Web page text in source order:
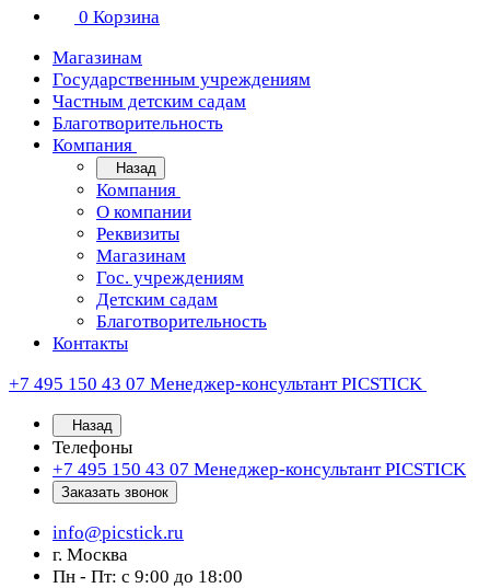
0 Корзина
Магазинам
Государственным учреждениям
Частным детским садам
Благотворительность
Компания
Назад
Компания
О компании
Реквизиты
Магазинам
Гос. учреждениям
Детским садам
Благотворительность
Контакты
+7 495 150 43 07 Менеджер-консультант PICSTICK
Назад
Телефоны
+7 495 150 43 07 Менеджер-консультант PICSTICK
Заказать звонок
info@picstick.ru
г. Москва
Пн - Пт: с 9:00 до 18:00